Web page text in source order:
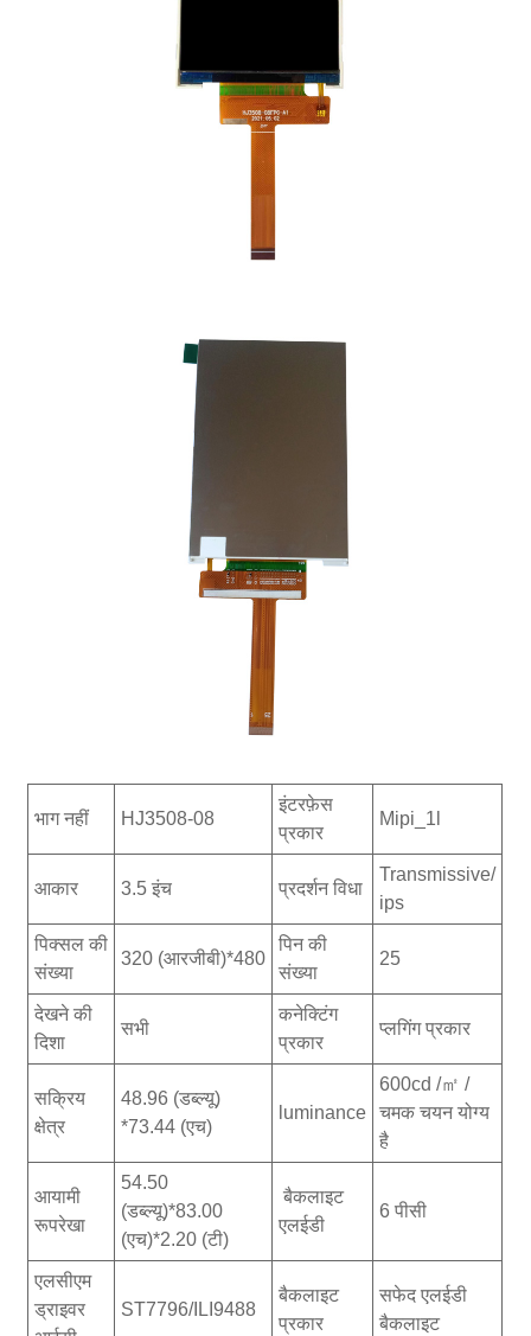
भाग नहीं HJ3508-08
इंटरफ़ेस
प्रकार
Mipi_1l
आकार 3.5 इंच प्रदर्शन विधा
Transmissive/
ips
पिक्सल की
संख्या
320 (आरजीबी)*480
पिन की
संख्या
25
देखने की
दिशा
सभी
कनेक्टिंग
प्रकार
प्लगिंग प्रकार
सक्रिय
क्षेत्र
48.96 (डब्ल्यू)
*73.44 (एच)
luminance
600cd /㎡ /
चमक चयन योग्य
है
आयामी
रूपरेखा
54.50
(डब्ल्यू)*83.00
(एच)*2.20 (टी)
बैकलाइट
एलईडी
6 पीसी
एलसीएम
ड्राइवर
ST7796/ILI9488
बैकलाइट
प्रकार
सफेद एलईडी
बैकलाइट